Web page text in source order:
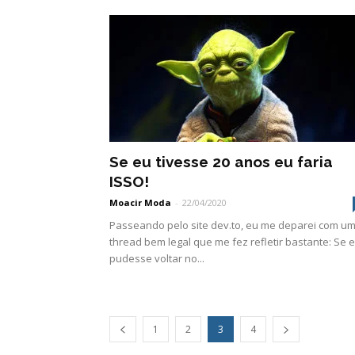
Se eu tivesse 20 anos eu faria
ISSO!
Moacir Moda - 22/04/2020
Passeando pelo site dev.to, eu me deparei com
thread bem legal que me fez refletir bastante: Se
pudesse voltar no...
1 2 3 4